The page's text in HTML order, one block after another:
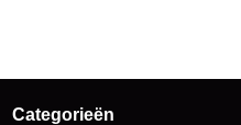
Categorieën